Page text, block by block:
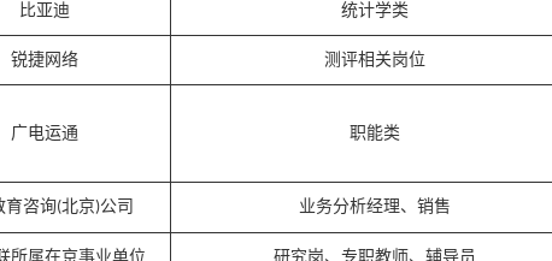
比亚迪 统计学类
锐捷网络 测评相关岗位
广电运通 职能类
育咨询(北京)公司 业务分析经理、销售
所属在京事业单位 研究岗、专职教师、辅导员